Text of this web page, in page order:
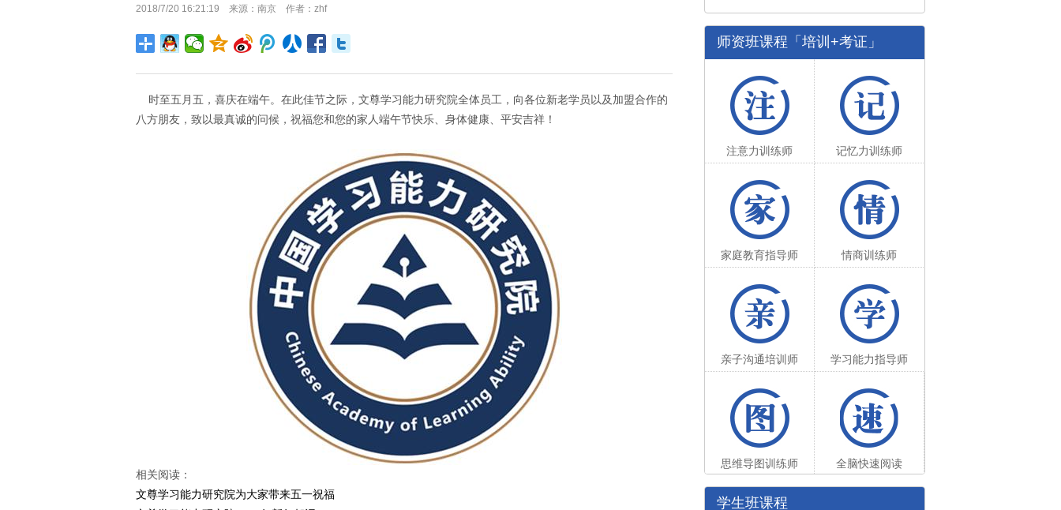
2018/7/20 16:21:19 来源：南京 作者：zhf
时至五月五，喜庆在端午。在此佳节之际，文尊学习能力研究院全体员工，向各位新老学员以及加盟合作的
八方朋友，致以最真诚的问候，祝福您和您的家人端午节快乐、身体健康、平安吉祥！
相关阅读：
文尊学习能力研究院为大家带来五一祝福
师资班课程「培训+考证」
注意力训练师 记忆力训练师
家庭教育指导师 情商训练师
亲子沟通培训师 学习能力指导师
思维导图训练师 全脑快速阅读
学生班课程